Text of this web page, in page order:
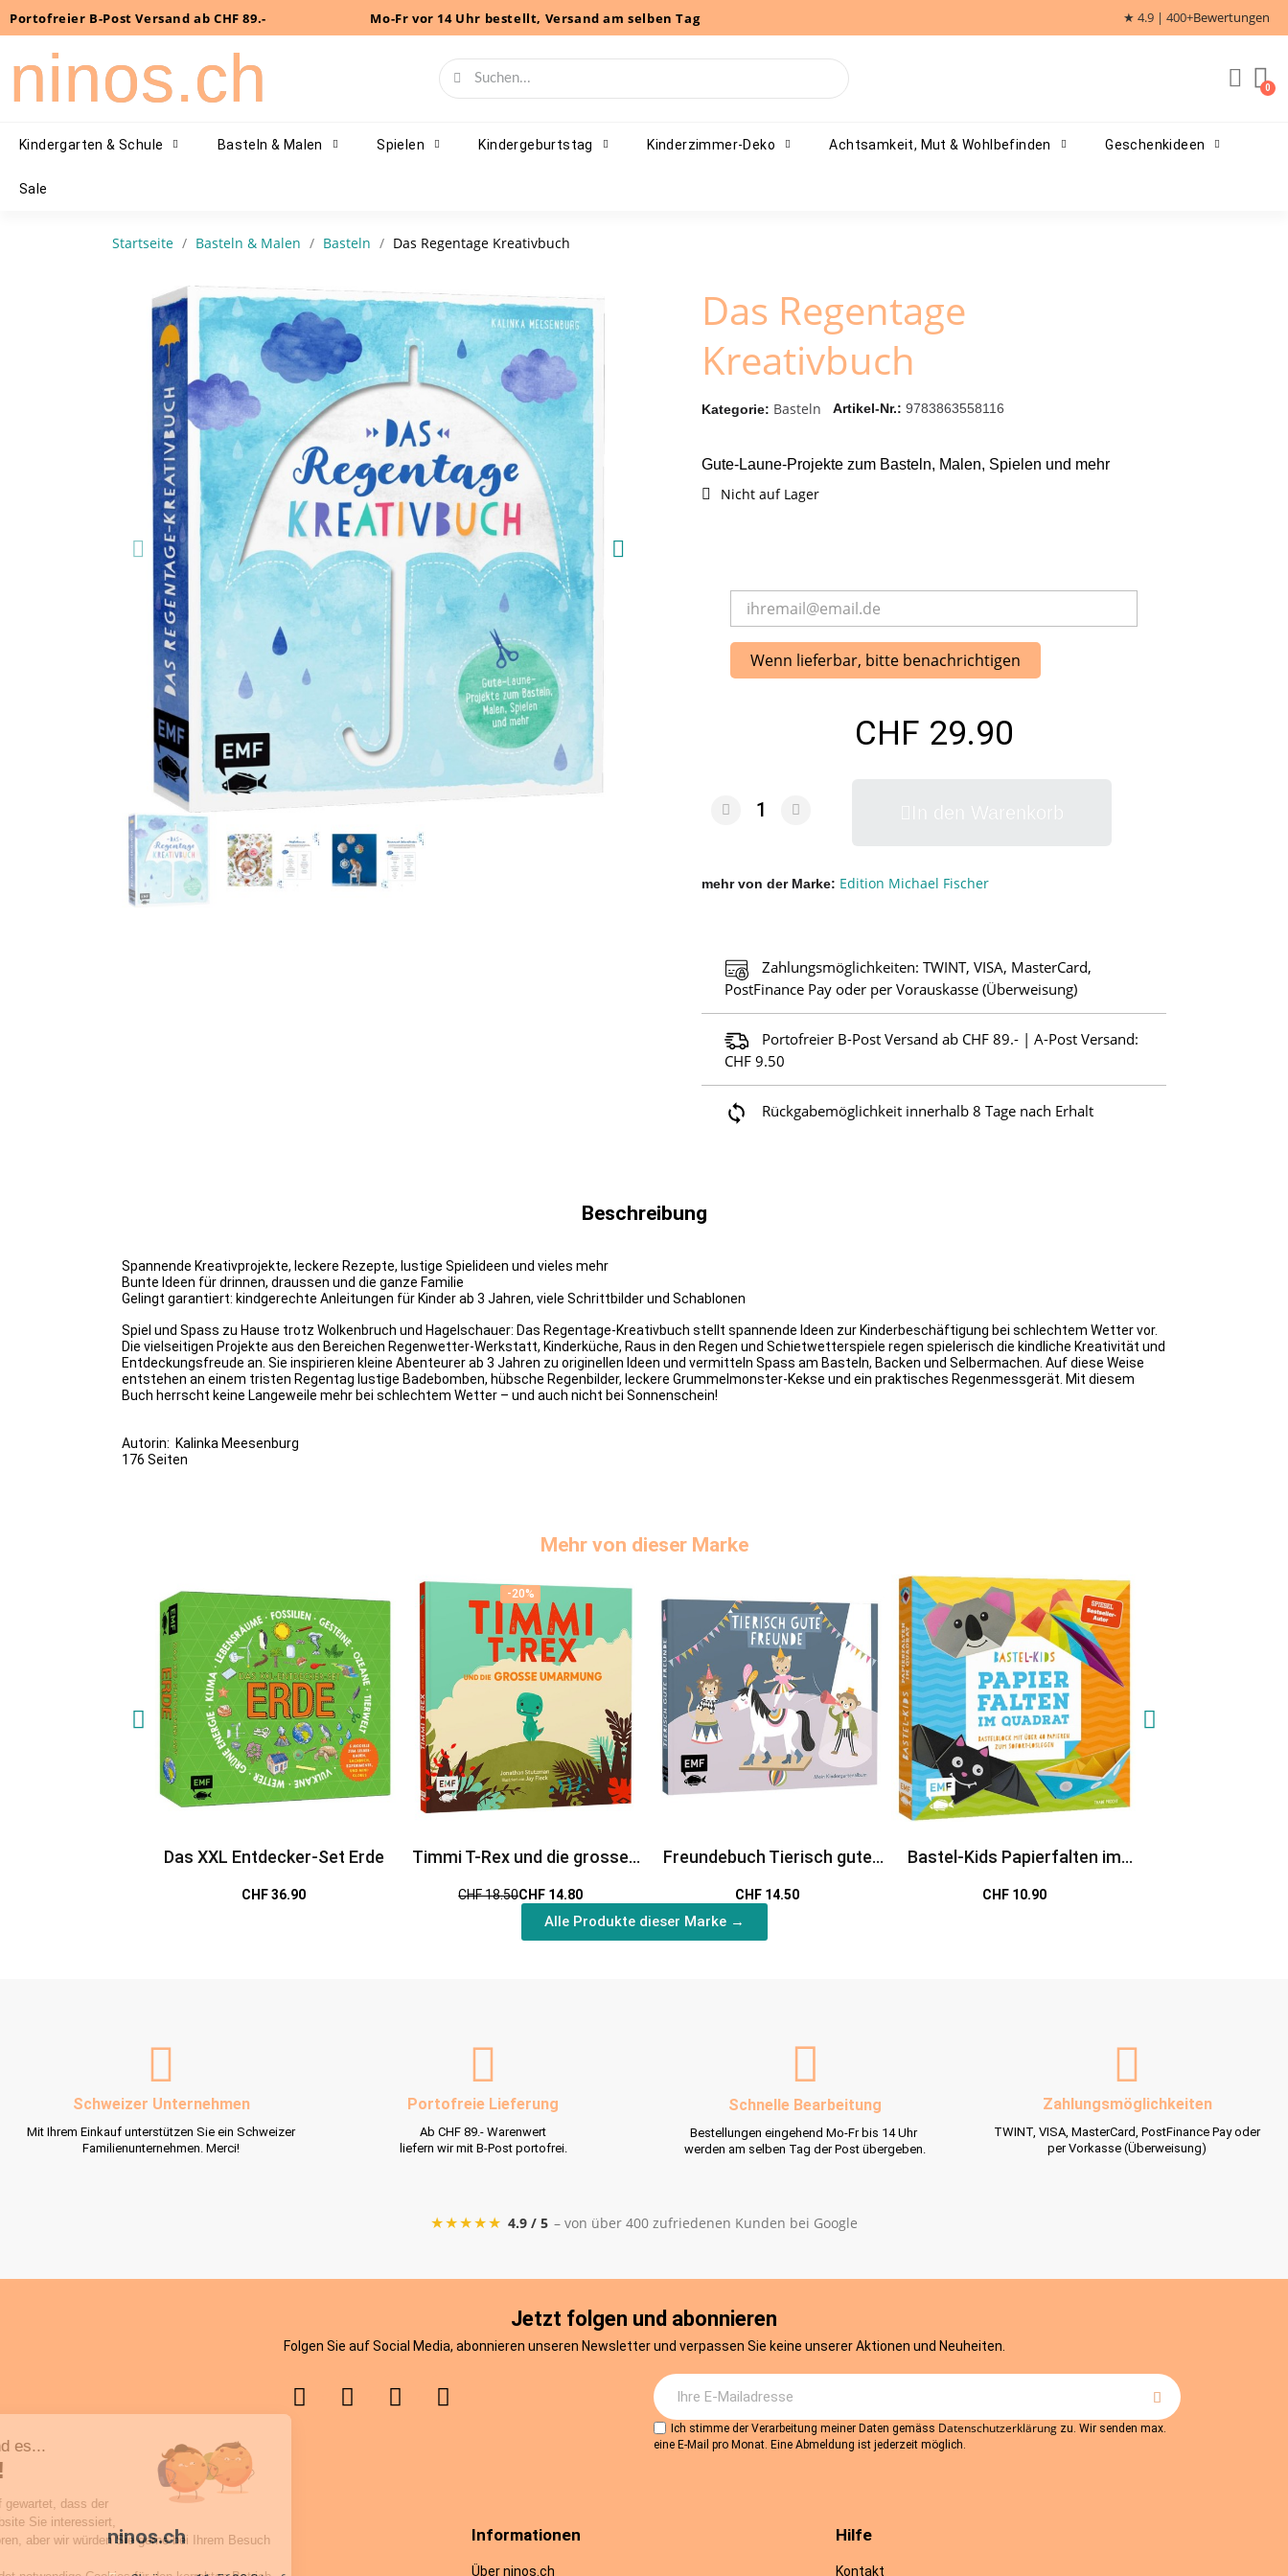
Portofreier B-Post Versand ab CHF 89.- Mo-Fr vor 14 Uhr bestellt, Versand am selben Tag ★ 4.9 | 400+Bewertungen
ninos.ch
Kindergarten & Schule Basteln & Malen Spielen Kindergeburtstag Kinderzimmer-Deko Achtsamkeit, Mut & Wohlbefinden Geschenkideen
Sale
Startseite Basteln & Malen Basteln Das Regentage Kreativbuch
Das Regentage
Kreativbuch
Kategorie Basteln Artikel-Nr. 9783863558116
Gute-Laune-Projekte zum Basteln, Malen, Spielen und mehr
Nicht auf Lager
Wenn lieferbar, bitte benachrichtigen
CHF 29.90
mehr von der Marke Edition Michael Fischer
Zahlungsmöglichkeiten: TWINT, VISA, MasterCard,
PostFinance Pay oder per Vorauskasse (Überweisung)
Portofreier B-Post Versand ab CHF 89.- | A-Post Versand:
CHF 9.50
Rückgabemöglichkeit innerhalb 8 Tage nach Erhalt
Beschreibung
Spannende Kreativprojekte, leckere Rezepte, lustige Spielideen und vieles mehr
Bunte Ideen für drinnen, draussen und die ganze Familie
Gelingt garantiert: kindgerechte Anleitungen für Kinder ab 3 Jahren, viele Schrittbilder und Schablonen
Spiel und Spass zu Hause trotz Wolkenbruch und Hagelschauer: Das Regentage-Kreativbuch stellt spannende Ideen zur Kinderbeschäftigung bei schlechtem Wetter vor.
Die vielseitigen Projekte aus den Bereichen Regenwetter-Werkstatt, Kinderküche, Raus in den Regen und Schietwetterspiele regen spielerisch die kindliche Kreativität und
Entdeckungsfreude an. Sie inspirieren kleine Abenteurer ab 3 Jahren zu originellen Ideen und vermitteln Spass am Basteln, Backen und Selbermachen. Auf diese Weise
entstehen an einem tristen Regentag lustige Badebomben, hübsche Regenbilder, leckere Grummelmonster-Kekse und ein praktisches Regenmessgerät. Mit diesem
Buch herrscht keine Langeweile mehr bei schlechtem Wetter – und auch nicht bei Sonnenschein!
Autorin: Kalinka Meesenburg
176 Seiten
Mehr von dieser Marke
Das XXL Entdecker-Set Erde
CHF 36.90
-20%
-20%
Timmi T-Rex und die grosse
CHF 18.50CHF 14.80
Freundebuch Tierisch gute
CHF 14.50
Bastel-Kids Papierfalten im
CHF 10.90
Alle Produkte dieser Marke →
Schweizer Unternehmen
Mit Ihrem Einkauf unterstützen Sie ein Schweizer
Familienunternehmen. Merci!
Portofreie Lieferung
Ab CHF 89.- Warenwert
liefern wir mit B-Post portofrei.
Schnelle Bearbeitung
Bestellungen eingehend Mo-Fr bis 14 Uhr
werden am selben Tag der Post übergeben.
Zahlungsmöglichkeiten
TWINT, VISA, MasterCard, PostFinance Pay oder
per Vorkasse (Überweisung)
★★★★★ 4.9 / 5 – von über 400 zufriedenen Kunden bei Google
Jetzt folgen und abonnieren
Folgen Sie auf Social Media, abonnieren unseren Newsletter und verpassen Sie keine unserer Aktionen und Neuheiten.
Ich stimme der Verarbeitung meiner Daten gemäss Datenschutzerklärung zu. Wir senden max.
eine E-Mail pro Monat. Eine Abmeldung ist jederzeit möglich.
ninos.ch Informationen
Über ninos.ch
Hilfe
Kontakt